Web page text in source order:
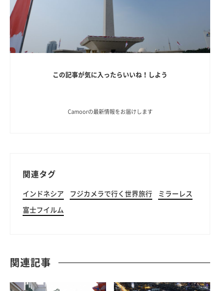
この記事が気に入ったらいいね！しよう
Camoorの最新情報をお届けします
関連タグ
インドネシア フジカメラで行く世界旅行 ミラーレス
富士フイルム
関連記事